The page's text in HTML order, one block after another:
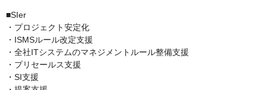
■SIer
・プロジェクト安定化
・ISMSルール改定支援
・全社ITシステムのマネジメントルール整備支援
・プリセールス支援
・SI支援